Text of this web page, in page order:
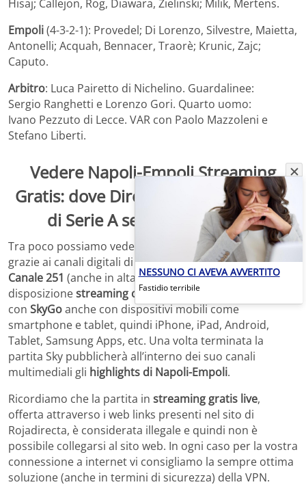
Hisaj; Callejon, Rog, Diawara, Zielinski; Milik, Mertens.
Empoli(4-3-2-1): Provedel; Di Lorenzo, Silvestre, Maietta,
Antonelli; Acquah, Bennacer, Traorè; Krunic, Zajc;
Caputo.
Arbitro: Luca Pairetto di Nichelino. Guardalinee:
Sergio Ranghetti e Lorenzo Gori. Quarto uomo:
Ivano Pezzuto di Lecce. VAR con Paolo Mazzoleni e
Stefano Liberti.
Vedere Napoli-EmpoliStreaming
Gratis: dove Diretta Live della partita
di Serie A senza Rojadirecta.
Tra poco possiamo vedere Napoli-Empoli in diretta tv
grazie ai canali digitali diSky Sport Serie A e Sky Sport
Canale 251 (anche in alta definizione HD). Sky mette a
disposizionestreaming calcio gratisper gli abbonati
con SkyGoanche con dispositivi mobili come
smartphone e tablet, quindi iPhone, iPad, Android,
Tablet, Samsung Apps, etc. Una volta terminata la
partita Sky pubblicherà all’interno dei suo canali
multimediali gli highlights di Napoli-Empoli.
Ricordiamo che la partita in streaming gratis live,
offerta attraverso i web links presenti nel sito di
Rojadirecta, è considerata illegale e quindi non è
possibile collegarsi al sito web. In ogni caso per la vostra
connessione a internet vi consigliamo la sempre ottima
soluzione (anche in termini di sicurezza) della VPN.
NESSUNO CI AVEVA AVVERTITO
Fastidio terribile